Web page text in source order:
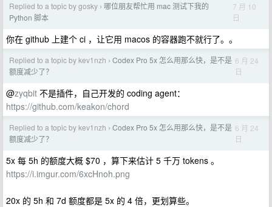
Replied to a topic by gosky › 哪位朋友帮忙用 mac 测试下我的
Python 脚本
7 月 10
日
你在 github 上建个 ci ，让它用 macos 的容器跑不就行了。。
Replied to a topic by kev1nzh › Codex Pro 5x 怎么用那么快，是不是
额度减少了？
6 月 24
日
@zyqbit 不是插件，自己开发的 coding agent：
https://github.com/keakon/chord
Replied to a topic by kev1nzh › Codex Pro 5x 怎么用那么快，是不是
额度减少了？
6 月 24
日
5x 每 5h 的额度大概 $70 ，算下来估计 5 千万 tokens 。
https://i.imgur.com/6xcHnoh.png
20x 的 5h 和 7d 额度都是 5x 的 4 倍，更划算些。